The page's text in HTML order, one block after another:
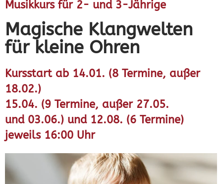
Musikkurs für 2- und 3-Jährige
Magische Klangwelten
für kleine Ohren
Kursstart ab 14.01. (8 Termine, außer
18.02.)
15.04. (9 Termine, außer 27.05.
und 03.06.) und 12.08. (6 Termine)
jeweils 16:00 Uhr